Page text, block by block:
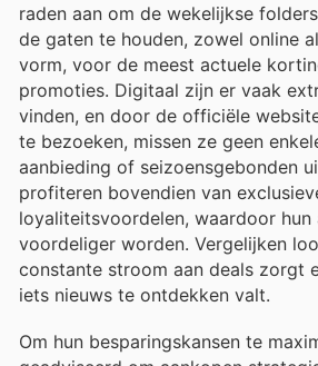
raden aan om de wekelijkse
de gaten te houden, zowel online
vorm, voor de meest actuele
promoties. Digitaal zijn er vaak
vinden, en door de officiële
te bezoeken, missen ze geen
aanbieding of seizoensgebonden
profiteren bovendien van
loyaliteitsvoordelen, waardoor hun
voordeliger worden. Vergelijken
constante stroom aan deals zorgt
iets nieuws te ontdekken valt.
Om hun besparingskansen te